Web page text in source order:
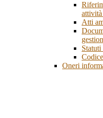
attività
Atti
Oneri